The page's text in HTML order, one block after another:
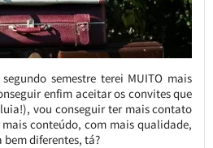
semestre terei MUITO mais
enfim aceitar os convites que
vou conseguir ter mais contato
conteúdo, com mais qualidade,
diferentes, tá?